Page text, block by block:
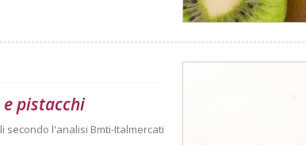
pistacchi
secondo l'analisi Bmti-Italmercati